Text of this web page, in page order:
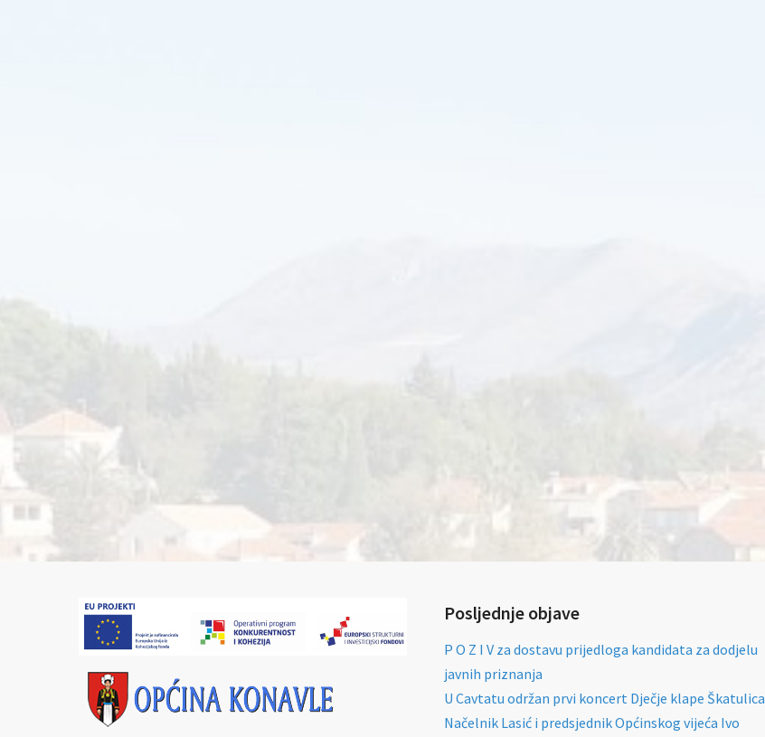
Posljednje objave
P O Z I V za dostavu prijedloga kandidata za dodjelu
javnih priznanja
U Cavtatu održan prvi koncert Dječje klape Škatulica
Načelnik Lasić i predsjednik Općinskog vijeća Ivo